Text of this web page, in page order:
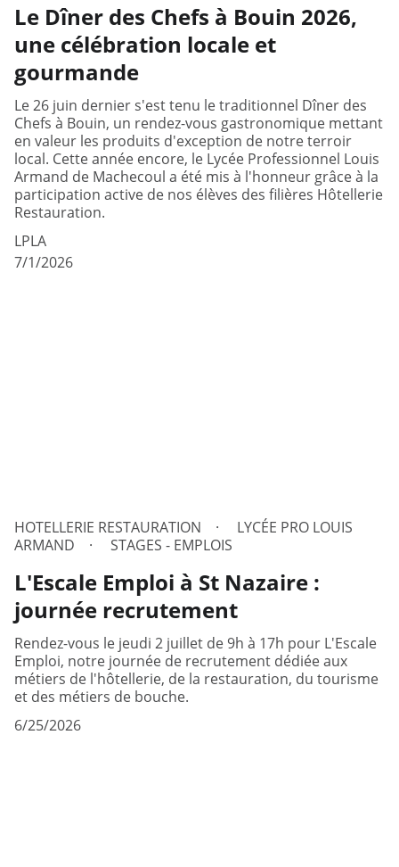
Le Dîner des Chefs à Bouin 2026,
une célébration locale et
gourmande
Le 26 juin dernier s'est tenu le traditionnel Dîner des
Chefs à Bouin, un rendez-vous gastronomique mettant
en valeur les produits d'exception de notre terroir
local. Cette année encore, le Lycée Professionnel Louis
Armand de Machecoul a été mis à l'honneur grâce à la
participation active de nos élèves des filières Hôtellerie
Restauration.
LPLA
7/1/2026
HOTELLERIE RESTAURATION
LYCÉE PRO LOUIS
ARMAND
STAGES - EMPLOIS
L'Escale Emploi à St Nazaire :
journée recrutement
Rendez-vous le jeudi 2 juillet de 9h à 17h pour L'Escale
Emploi, notre journée de recrutement dédiée aux
métiers de l'hôtellerie, de la restauration, du tourisme
et des métiers de bouche.
6/25/2026